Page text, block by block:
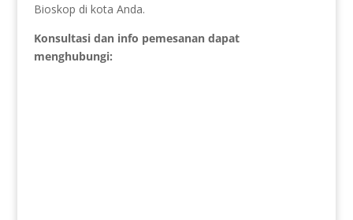
Bioskop di kota Anda.
Konsultasi dan info pemesanan dapat
menghubungi: